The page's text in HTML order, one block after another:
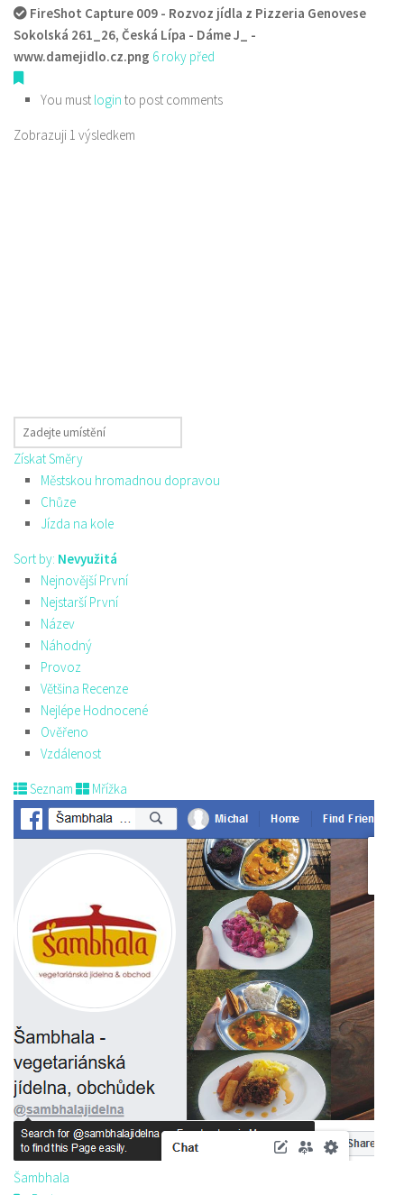
FireShot Capture 009 - Rozvoz jídla z Pizzeria Genovese
Sokolská 261_26, Česká Lípa - Dáme J_ -
www.damejidlo.cz.png 6 roky před
You must login to post comments
Zobrazuji 1 výsledkem
Získat Směry
Městskou hromadnou dopravou
Chůze
Jízda na kole
Sort by: Nevyužitá
Nejnovější První
Nejstarší První
Název
Náhodný
Provoz
Většina Recenze
Nejlépe Hodnocené
Ověřeno
Vzdálenost
Seznam Mřížka
Šambhala